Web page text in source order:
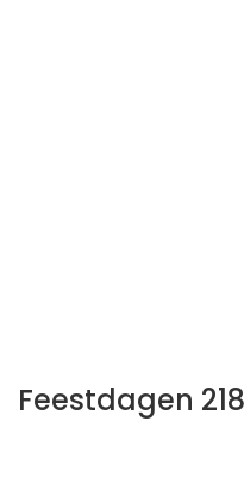
Feestdagen